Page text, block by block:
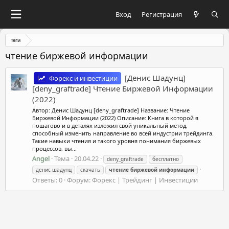
Вход Регистрация
Теги
чтение биржевой информации
Форекс и инвестиции
[Денис Шадунц]
[deny_graftrade] Чтение Биржевой Информации
(2022)
Автор: Денис Шадунц [deny_graftrade] Название: Чтение
Биржевой Информации (2022) Описание: Книга в которой я
пошагово и в деталях изложил свой уникальный метод,
способный изменить направление во всей индустрии трейдинга.
Такие навыки чтения и такого уровня понимания биржевых
процессов, вы...
Angel Тема 20.04.22 deny_graftrade
бесплатно
денис шадунц
скачать чтение биржевой информации
Ответы: 0 Форум:Форекс | Трейдинг | Инвестиции